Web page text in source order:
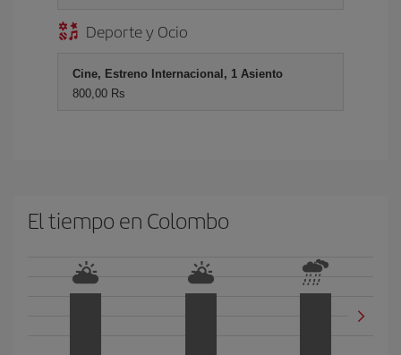
Deporte y Ocio
Cine, Estreno Internacional, 1 Asiento
800,00 Rs
El tiempo en Colombo